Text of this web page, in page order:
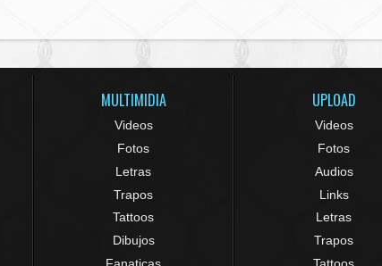
MULTIMIDIA
Videos
Fotos
Letras
Trapos
Tattoos
Dibujos
UPLOAD
Videos
Fotos
Audios
Links
Letras
Trapos